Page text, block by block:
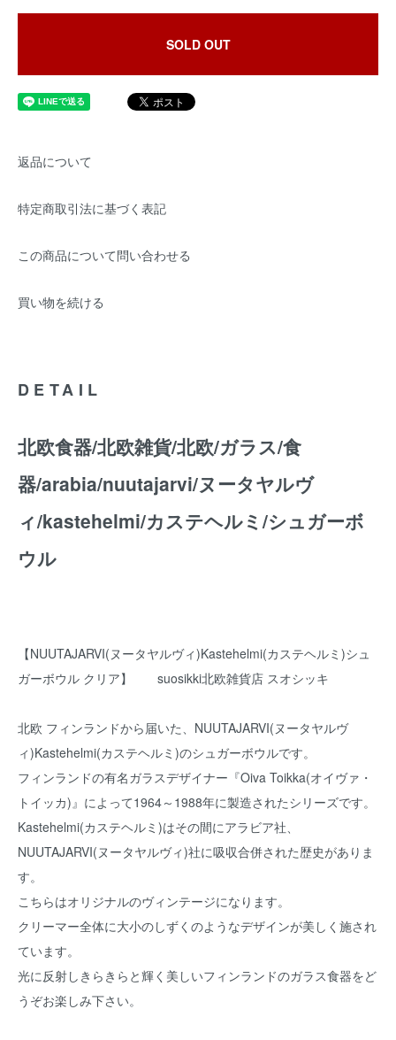
SOLD OUT
返品について
特定商取引法に基づく表記
この商品について問い合わせる
買い物を続ける
DETAIL
北欧食器/北欧雑貨/北欧/ガラス/食
器/arabia/nuutajarvi/ヌータヤルヴ
ィ/kastehelmi/カステヘルミ/シュガーボ
ウル
【NUUTAJARVI(ヌータヤルヴィ)Kastehelmi(カステヘルミ)シュ
ガーボウル クリア】 suosikki北欧雑貨店 スオシッキ
北欧 フィンランドから届いた、NUUTAJARVI(ヌータヤルヴ
ィ)Kastehelmi(カステヘルミ)のシュガーボウルです。
フィンランドの有名ガラスデザイナー『Oiva Toikka(オイヴァ・
トイッカ)』によって1964～1988年に製造されたシリーズです。
Kastehelmi(カステヘルミ)はその間にアラビア社、
NUUTAJARVI(ヌータヤルヴィ)社に吸収合併された歴史がありま
す。
こちらはオリジナルのヴィンテージになります。
クリーマー全体に大小のしずくのようなデザインが美しく施され
ています。
光に反射しきらきらと輝く美しいフィンランドのガラス食器をど
うぞお楽しみ下さい。